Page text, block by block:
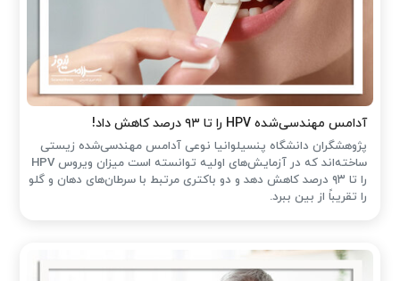
آدامس مهندسی‌شده‌ HPV را تا ۹۳ درصد کاهش داد!
پژوهشگران دانشگاه پنسیلوانیا نوعی آدامس مهندسی‌شده زیستی
ساخته‌اند که در آزمایش‌های اولیه توانسته است میزان ویروس HPV
را تا ۹۳ درصد کاهش دهد و دو باکتری مرتبط با سرطان‌های دهان و گلو
را تقریباً از بین ببرد.